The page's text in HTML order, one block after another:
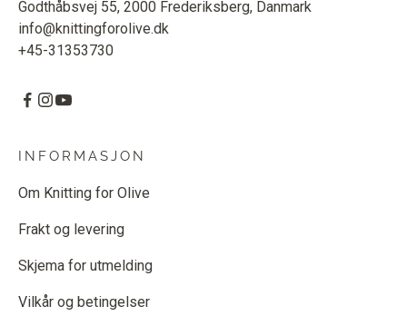
Godthåbsvej 55, 2000 Frederiksberg, Danmark
info@knittingforolive.dk
+45-31353730
INFORMASJON
Om Knitting for Olive
Frakt og levering
Skjema for utmelding
Vilkår og betingelser